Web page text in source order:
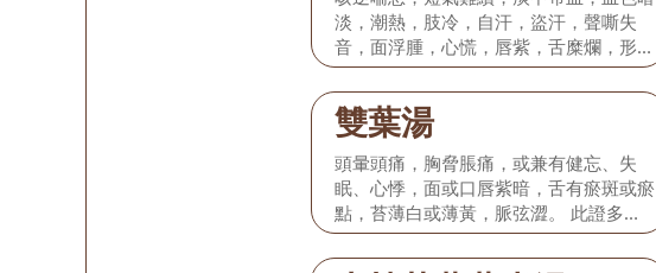
淡，潮熱，肢冷，自汗，盜汗，聲嘶失
音，面浮腫，心慌，唇紫，舌糜爛，形體
消瘦，男子滑精陽痿，女子經少經閉，舌
紅津少，或舌淡邊有齒痕，脈微細而數，
或虛大無力。
雙葉湯
頭暈頭痛，胸脅脹痛，或兼有健忘、失
眠、心悸，面或口唇紫暗，舌有瘀斑或瘀
點，苔薄白或薄黃，脈弦澀。 此證多見
於高血壓病I期。